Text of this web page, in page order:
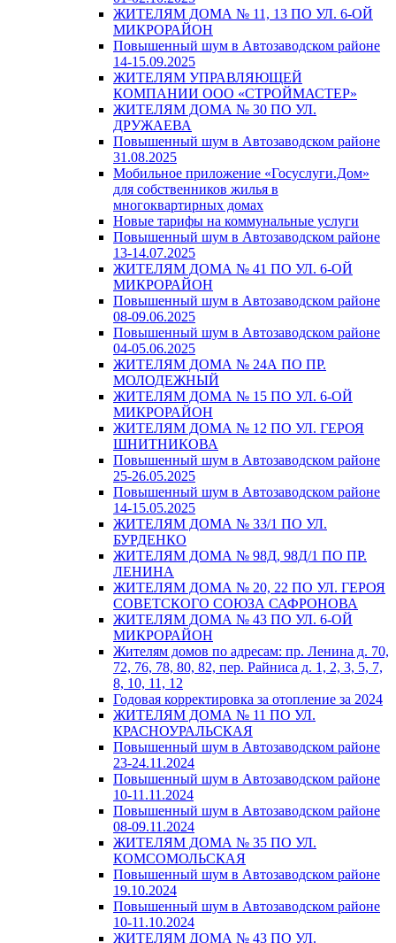
ЖИТЕЛЯМ ДОМА № 11, 13 ПО УЛ. 6-ОЙ
МИКРОРАЙОН
Повышенный шум в Автозаводском районе
14-15.09.2025
ЖИТЕЛЯМ УПРАВЛЯЮЩЕЙ
КОМПАНИИ ООО «СТРОЙМАСТЕР»
ЖИТЕЛЯМ ДОМА № 30 ПО УЛ.
ДРУЖАЕВА
Повышенный шум в Автозаводском районе
31.08.2025
Мобильное приложение «Госуслуги.Дом»
для собственников жилья в
многоквартирных домах
Новые тарифы на коммунальные услуги
Повышенный шум в Автозаводском районе
13-14.07.2025
ЖИТЕЛЯМ ДОМА № 41 ПО УЛ. 6-ОЙ
МИКРОРАЙОН
Повышенный шум в Автозаводском районе
08-09.06.2025
Повышенный шум в Автозаводском районе
04-05.06.2025
ЖИТЕЛЯМ ДОМА № 24А ПО ПР.
МОЛОДЕЖНЫЙ
ЖИТЕЛЯМ ДОМА № 15 ПО УЛ. 6-ОЙ
МИКРОРАЙОН
ЖИТЕЛЯМ ДОМА № 12 ПО УЛ. ГЕРОЯ
ШНИТНИКОВА
Повышенный шум в Автозаводском районе
25-26.05.2025
Повышенный шум в Автозаводском районе
14-15.05.2025
ЖИТЕЛЯМ ДОМА № 33/1 ПО УЛ.
БУРДЕНКО
ЖИТЕЛЯМ ДОМА № 98Д, 98Д/1 ПО ПР.
ЛЕНИНА
ЖИТЕЛЯМ ДОМА № 20, 22 ПО УЛ. ГЕРОЯ
СОВЕТСКОГО СОЮЗА САФРОНОВА
ЖИТЕЛЯМ ДОМА № 43 ПО УЛ. 6-ОЙ
МИКРОРАЙОН
Жителям домов по адресам: пр. Ленина д. 70,
72, 76, 78, 80, 82, пер. Райниса д. 1, 2, 3, 5, 7,
8, 10, 11, 12
Годовая корректировка за отопление за 2024
ЖИТЕЛЯМ ДОМА № 11 ПО УЛ.
КРАСНОУРАЛЬСКАЯ
Повышенный шум в Автозаводском районе
23-24.11.2024
Повышенный шум в Автозаводском районе
10-11.11.2024
Повышенный шум в Автозаводском районе
08-09.11.2024
ЖИТЕЛЯМ ДОМА № 35 ПО УЛ.
КОМСОМОЛЬСКАЯ
Повышенный шум в Автозаводском районе
19.10.2024
Повышенный шум в Автозаводском районе
10-11.10.2024
ЖИТЕЛЯМ ДОМА № 43 ПО УЛ.